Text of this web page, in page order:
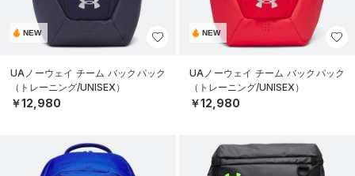
NEW
UAノーウェイ チーム バックパック
（トレーニング/UNISEX）
￥12,980
NEW
UAノーウェイ チーム バックパック
（トレーニング/UNISEX）
￥12,980